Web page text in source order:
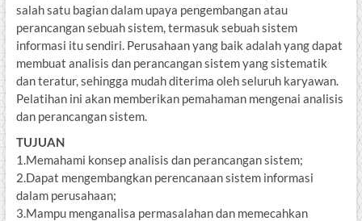
salah satu bagian dalam upaya pengembangan atau
perancangan sebuah sistem, termasuk sebuah sistem
informasi itu sendiri. Perusahaan yang baik adalah yang dapat
membuat analisis dan perancangan sistem yang sistematik
dan teratur, sehingga mudah diterima oleh seluruh karyawan.
Pelatihan ini akan memberikan pemahaman mengenai analisis
dan perancangan sistem.
TUJUAN
1.Memahami konsep analisis dan perancangan sistem;
2.Dapat mengembangkan perencanaan sistem informasi
dalam perusahaan;
3.Mampu menganalisa permasalahan dan memecahkan